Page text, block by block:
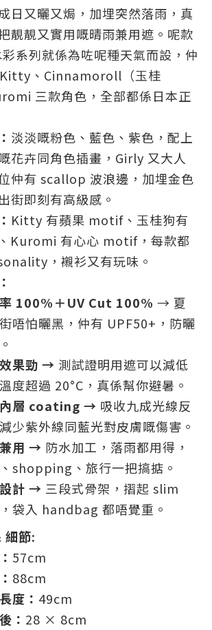
日又曬又焗，加埋突然落雨，真
靚靚又實用嘅晴雨兼用遮。呢款
系列就係為咗呢種天氣而設，仲
、Cinnamoroll（玉桂
三款角色，全部都係日本正
淡淡嘅粉色、藍色、紫色，配上
花卉同角色插畫，Girly 又大人
仲有 scallop 波浪邊，加埋金色
街即刻有高級感。
Kitty 有蘋果 motif、玉桂狗有
Kuromi 有心心 motif，每款都
，襯衫又有玩味。
100%＋UV Cut 100% → 夏
唔怕曬黑，仲有 UPF50+，防曬
果勁 → 測試證明用遮可以減低
度超過 20°C，真係幫你避暑。
層 coating → 吸收九成光線反
少紫外線同藍光對皮膚嘅傷害。
用 → 防水加工，落雨都用得，
shopping、旅行一把搞掂。
計 → 三段式骨架，摺起 slim
袋入 handbag 都唔覺重。
細節:
57cm
88cm
度： 49cm
： 28 × 8cm